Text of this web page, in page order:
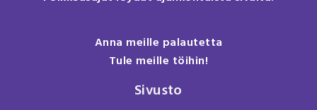
Anna meille palautetta
Tule meille töihin!
Sivusto